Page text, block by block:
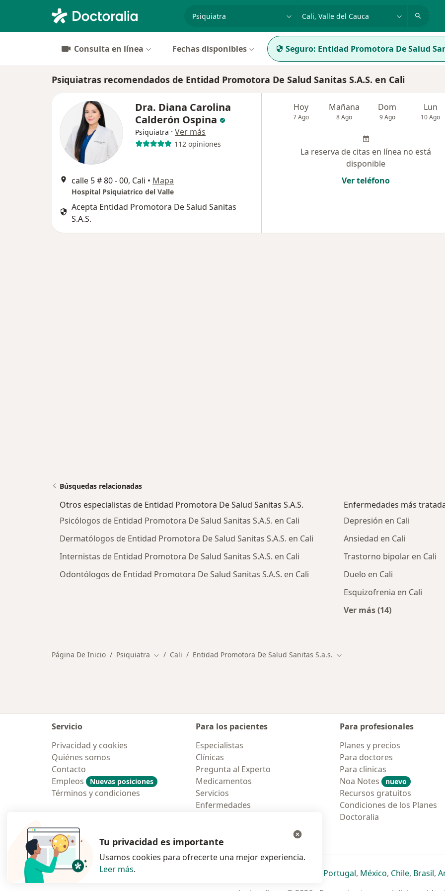
Consulta en línea Fechas disponibles Seguro: Entidad Promotora De Salud
Psiquiatras recomendados de Entidad Promotora De Salud Sanitas S.A.S. en Cali
Dra. Diana Carolina
Calderón Ospina
Psiquiatra · Ver más
112 opiniones
calle 5 # 80 - 00, Cali • Mapa
Hospital Psiquiatrico del Valle
Acepta Entidad Promotora De Salud Sanitas
S.A.S.
Hoy
7 Ago
Mañana
8 Ago
Dom
9 Ago
Lun
10 Ago
La reserva de citas en línea no está
disponible
Ver teléfono
Búsquedas relacionadas
Otros especialistas de Entidad Promotora De Salud Sanitas S.A.S.
Psicólogos de Entidad Promotora De Salud Sanitas S.A.S. en Cali
Dermatólogos de Entidad Promotora De Salud Sanitas S.A.S. en Cali
Internistas de Entidad Promotora De Salud Sanitas S.A.S. en Cali
Odontólogos de Entidad Promotora De Salud Sanitas S.A.S. en Cali
Enfermedades más
Depresión en Cali
Ansiedad en Cali
Trastorno bipolar en Cali
Duelo en Cali
Esquizofrenia en Cali
Ver más (14)
Página De Inicio Psiquiatra Cambiar de ciudad
Cali Entidad Promotora De Salud Sanitas S.a.s. Cambiar de ciudad
Servicio
Privacidad y cookies
Quiénes somos
Contacto
Empleos
Nuevas posiciones
Términos y condiciones
Para los pacientes
Especialistas
Clínicas
Pregunta al Experto
Medicamentos
Servicios
Enfermedades
Para profesionales
Planes y precios
Para doctores
Para clinicas
Noa Notes
nuevo
Recursos gratuitos
Condiciones de los Planes
Doctoralia
Polska se abre en una nueva pestaña
se abre en una nueva pestaña
se abre en una nueva pestaña
se abre en una nueva pestaña
Portugalse abre en una nueva
, Méxicose abre en una
, Chilese abre
, Brasilse
,
Tu privacidad es importante
Usamos cookies para ofrecerte una mejor experiencia.
Leer más.